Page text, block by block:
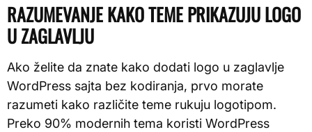
RAZUMEVANJE KAKO TEME PRIKAZUJU LOGO
U ZAGLAVLJU
Ako želite da znate kako dodati logo u zaglavlje
WordPress sajta bez kodiranja, prvo morate
razumeti kako različite teme rukuju logotipom.
Preko 90% modernih tema koristi WordPress